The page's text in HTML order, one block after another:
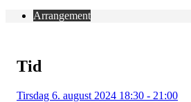
Arrangement
Tid
Tirsdag 6. august 2024 18:30 - 21:00